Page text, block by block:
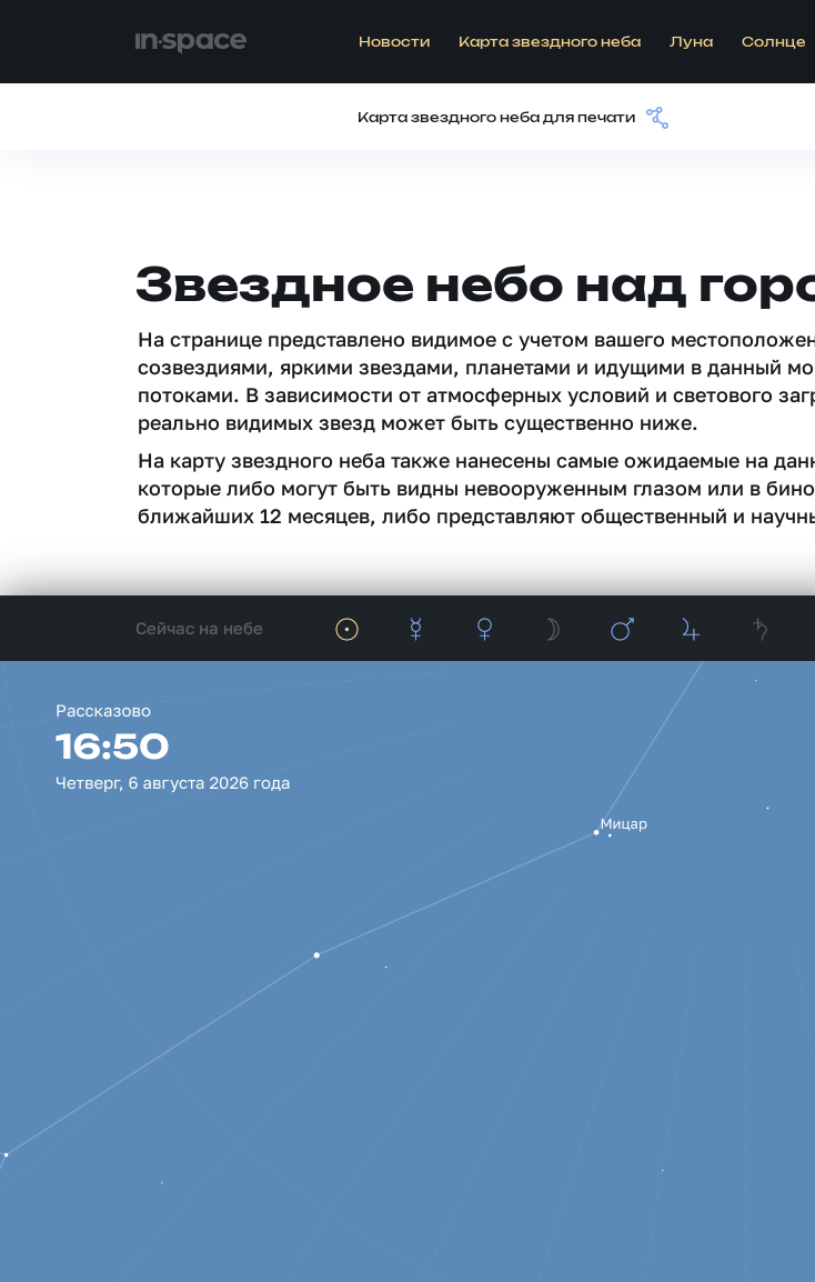
Новости Карта звездного неба Луна Солнце
Карта звездного неба для печати
Звездное небо над
На странице представлено видимое c учетом вашего
созвездиями, яркими звездами, планетами и идущими в данный
потоками. В зависимости от атмосферных условий и светового
реально видимых звезд может быть существенно ниже.
На карту звездного неба также нанесены самые ожидаемые на
которые либо могут быть видны невооруженным глазом или в
ближайших 12 месяцев, либо представляют общественный и
Сейчас на небе